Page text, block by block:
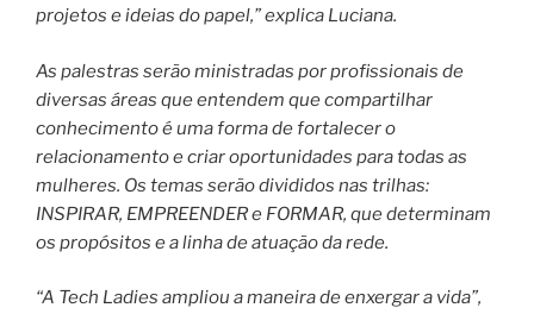
projetos e ideias do papel,” explica Luciana.
As palestras serão ministradas por profissionais de
diversas áreas que entendem que compartilhar
conhecimento é uma forma de fortalecer o
relacionamento e criar oportunidades para todas as
mulheres. Os temas serão divididos nas trilhas:
INSPIRAR, EMPREENDER e FORMAR, que determinam
os propósitos e a linha de atuação da rede.
“A Tech Ladies ampliou a maneira de enxergar a vida”,